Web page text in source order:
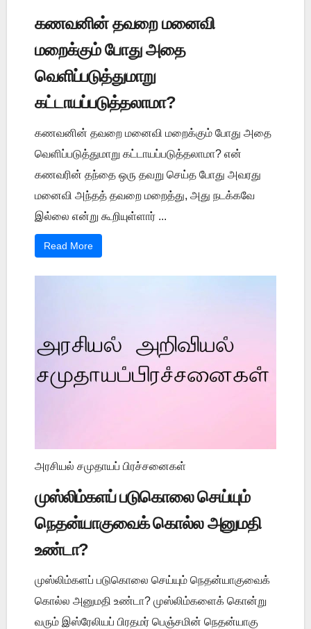
கணவனின் தவறை மனைவி
மறைக்கும் போது அதை
வெளிப்படுத்துமாறு
கட்டாயப்படுத்தலாமா?
கணவனின் தவறை மனைவி மறைக்கும் போது அதை
வெளிப்படுத்துமாறு கட்டாயப்படுத்தலாமா? என்
கணவரின் தந்தை ஒரு தவறு செய்த போது அவரது
மனைவி அந்தத் தவறை மறைத்து, அது நடக்கவே
இல்லை என்று கூறியுள்ளார் ...
Read More
அரசியல் சமுதாயப் பிரச்சனைகள்
முஸ்லிம்களப் படுகொலை செய்யும்
நெதன்யாகுவைக் கொல்ல அனுமதி
உண்டா?
முஸ்லிம்களப் படுகொலை செய்யும் நெதன்யாகுவைக்
கொல்ல அனுமதி உண்டா? முஸ்லிம்களைக் கொன்று
வரும் இஸ்ரேலியப் பிரதமர் பெஞ்சமின் நெதன்யாகு